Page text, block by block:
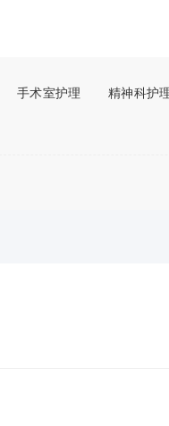
手术室护理 精神科护